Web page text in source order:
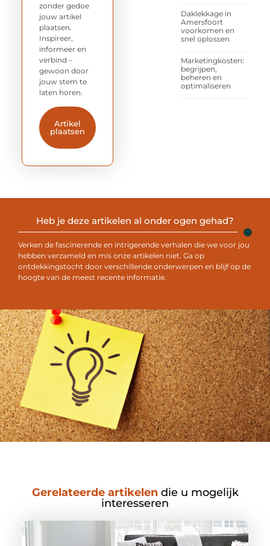
Daklekkage in
Amersfoort
voorkomen en
snel oplossen
Marketingkosten:
begrijpen,
beheren en
optimaliseren
zonder gedoe
jouw artikel
plaatsen.
Inspireer,
informeer en
verbind –
gewoon door
jouw stem te
laten horen.
Artikel
plaatsen
Heb je deze artikelen al onder ogen gehad?
Verken de fascinerende en intrigerende verhalen die we voor jou
hebben verzameld en mis onze artikelen niet. Ga op
ontdekkingstocht door verschillende onderwerpen en blijf op de
hoogte van de meest recente informatie.
Gerelateerde artikelendie u mogelijk
interesseren